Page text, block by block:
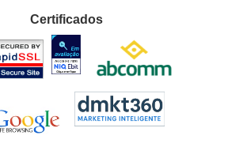
Certificados